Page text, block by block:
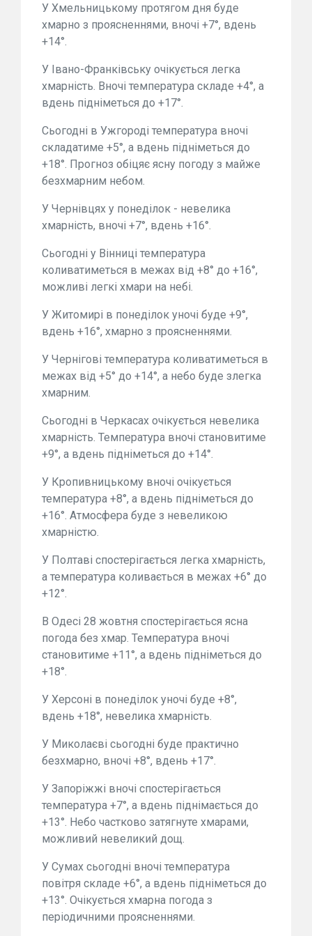
У Хмельницькому протягом дня буде
хмарно з проясненнями, вночі +7°, вдень
+14°.
У Івано-Франківську очікується легка
хмарність. Вночі температура складе +4°, а
вдень підніметься до +17°.
Сьогодні в Ужгороді температура вночі
складатиме +5°, а вдень підніметься до
+18°. Прогноз обіцяє ясну погоду з майже
безхмарним небом.
У Чернівцях у понеділок - невелика
хмарність, вночі +7°, вдень +16°.
Сьогодні у Вінниці температура
коливатиметься в межах від +8° до +16°,
можливі легкі хмари на небі.
У Житомирі в понеділок уночі буде +9°,
вдень +16°, хмарно з проясненнями.
У Чернігові температура коливатиметься в
межах від +5° до +14°, а небо буде злегка
хмарним.
Сьогодні в Черкасах очікується невелика
хмарність. Температура вночі становитиме
+9°, а вдень підніметься до +14°.
У Кропивницькому вночі очікується
температура +8°, а вдень підніметься до
+16°. Атмосфера буде з невеликою
хмарністю.
У Полтаві спостерігається легка хмарність,
а температура коливається в межах +6° до
+12°.
В Одесі 28 жовтня спостерігається ясна
погода без хмар. Температура вночі
становитиме +11°, а вдень підніметься до
+18°.
У Херсоні в понеділок уночі буде +8°,
вдень +18°, невелика хмарність.
У Миколаєві сьогодні буде практично
безхмарно, вночі +8°, вдень +17°.
У Запоріжжі вночі спостерігається
температура +7°, а вдень піднімається до
+13°. Небо частково затягнуте хмарами,
можливий невеликий дощ.
У Сумах сьогодні вночі температура
повітря складе +6°, а вдень підніметься до
+13°. Очікується хмарна погода з
періодичними проясненнями.